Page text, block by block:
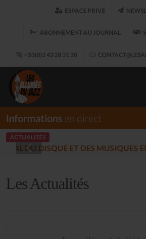
ESPACE PRIVÉ
ABONNEMENT AU JOURNAL
+33(0)2 43 28 31 30
Informations en direct
ACTUALITÉS
LES
Les Actualités